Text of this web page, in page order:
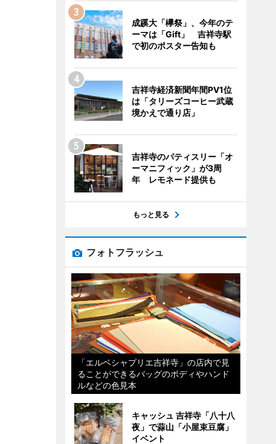
成蹊大「欅祭」、今年のテ
ーマは「Gift」 吉祥寺駅
で初のポスター告知も
吉祥寺経済新聞年間PV1位
は「タリーズコーヒー武蔵
境かえで通り店」
吉祥寺のパティスリー「オ
ーマニフィック」が3周
年 レモネード提供も
もっと見る
フォトフラッシュ
「エルベシャプリエ吉祥寺」の店内で見
ることができるバッグのボディやハンド
ルなどの色見本
キャッシュ 吉祥寺「八十八
夜」で蒜山「小屋束豆腐」
イベント